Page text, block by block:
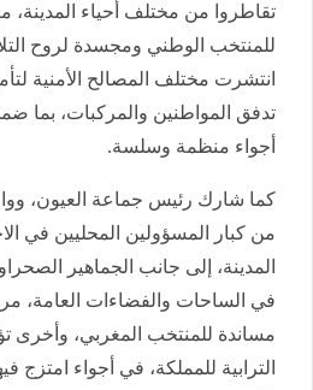
تقاطروا من مختلف أحياء
للمنتخب الوطني ومجسدة لروح
انتشرت مختلف المصالح الأمنية
تدفق المواطنين والمركبات، بما
أجواء منظمة وسلسة.
كما شارك رئيس جماعة العيون،
من كبار المسؤولين المحليين في
المدينة، إلى جانب الجماهير
في الساحات والفضاءات العامة،
مساندة للمنتخب المغربي، وأخرى
الترابية للمملكة، في أجواء امتزج